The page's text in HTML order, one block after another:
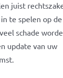
juist
te spelen op
schade
update van uw